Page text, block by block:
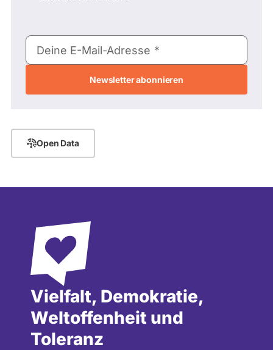
E-
Mail-
Deine E-Mail-Adresse
Open Data
Vielfalt, Demokratie,
Weltoffenheit und
Toleranz